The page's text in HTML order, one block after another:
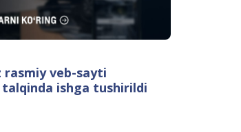
rasmiy veb-sayti
ishga tushirildi